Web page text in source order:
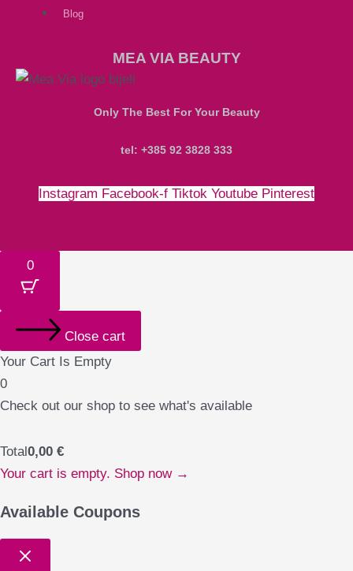
Blog
MEA VIA BEAUTY
Only The Best For Your Beauty
tel: +385 92 3828 333
Instagram Facebook-f Tiktok Youtube Pinterest
0
Close cart
Your Cart Is Empty
0
Check out our shop to see what's available
Total0,00 €
Your cart is empty. Shop now →
Available Coupons